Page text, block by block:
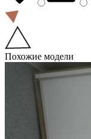
Похожие модели